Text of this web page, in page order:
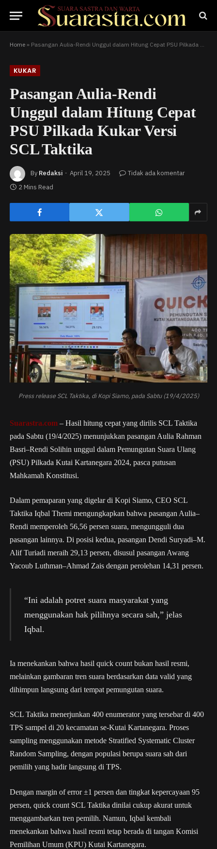
Home » Pasangan Aulia-Rendi Unggul dalam Hitung Cepat PSU Pilkada Kukar Versi SCL Taktika
KUKAR
Pasangan Aulia-Rendi
Unggul dalam Hitung Cepat
PSU Pilkada Kukar Versi
SCL Taktika
By Redaksi April 19, 2025
Tidak ada komentar
2 Mins Read
Press release SCL Taktika, di Kopi Siamo, pada Sabtu (19/4/2025)
Suarastra.com – Hasil hitung cepat yang dirilis SCL Taktika
pada Sabtu (19/4/2025) menunjukkan pasangan Aulia Rahman
Basri–Rendi Solihin unggul dalam Pemungutan Suara Ulang
(PSU) Pilkada Kutai Kartanegara 2024, pasca putusan
Mahkamah Konstitusi.
Dalam pemaparan yang digelar di Kopi Siamo, CEO SCL
Taktika Iqbal Themi mengungkapkan bahwa pasangan Aulia–
Rendi memperoleh 56,56 persen suara, mengungguli dua
pasangan lainnya. Di posisi kedua, pasangan Dendi Suryadi–M.
Alif Turiadi meraih 29,13 persen, disusul pasangan Awang
Yacoub Luthman–Ahmad Zais dengan perolehan 14,31 persen.
“Ini adalah potret suara masyarakat yang
menggunakan hak pilihnya secara sah,” jelas
Iqbal.
Ia menekankan bahwa hasil quick count bukan hasil resmi,
melainkan gambaran tren suara berdasarkan data valid yang
dihimpun langsung dari tempat pemungutan suara.
SCL Taktika menerjunkan 400 enumerator yang tersebar di 400
TPS sampel di 20 kecamatan se-Kutai Kartanegara. Proses
sampling menggunakan metode Stratified Systematic Cluster
Random Sampling, dengan populasi berupa suara sah dari
pemilih yang hadir langsung di TPS.
Dengan margin of error ±1 persen dan tingkat kepercayaan 95
persen, quick count SCL Taktika dinilai cukup akurat untuk
menggambarkan tren pemilih. Namun, Iqbal kembali
menekankan bahwa hasil resmi tetap berada di tangan Komisi
Pemilihan Umum (KPU) Kutai Kartanegara.